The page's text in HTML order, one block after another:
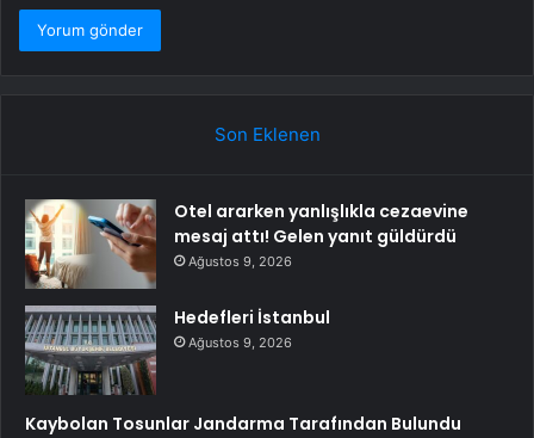
Son Eklenen
Otel ararken yanlışlıkla cezaevine
mesaj attı! Gelen yanıt güldürdü
Ağustos 9, 2026
Hedefleri İstanbul
Ağustos 9, 2026
Kaybolan Tosunlar Jandarma Tarafından Bulundu